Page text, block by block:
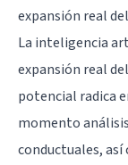
expansión real
La inteligencia
expansión real
potencial radica
momento
conductuales,